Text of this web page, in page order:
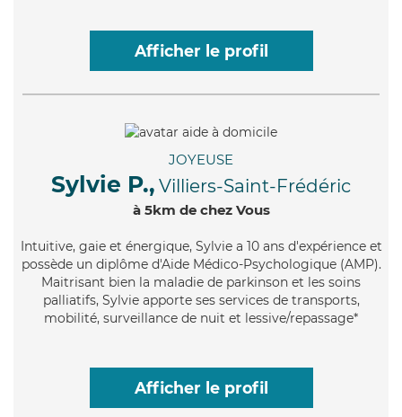
Afficher le profil
JOYEUSE
Sylvie P., Villiers-Saint-Frédéric
à 5km de chez Vous
Intuitive, gaie et énergique, Sylvie a 10 ans d'expérience et
possède un diplôme d'Aide Médico-Psychologique (AMP).
Maitrisant bien la maladie de parkinson et les soins
palliatifs, Sylvie apporte ses services de transports,
mobilité, surveillance de nuit et lessive/repassage*
Afficher le profil